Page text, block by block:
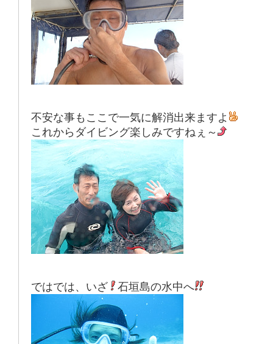
不安な事もここで一気に解消出来ますよ
これからダイビング楽しみですねぇ～
ではでは、いざ 石垣島の水中へ